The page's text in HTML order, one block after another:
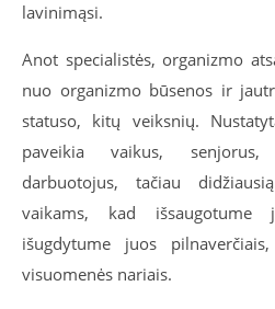
lavinimąsi.
Anot specialistės, organizmo
nuo organizmo būsenos ir
statuso, kitų veiksnių.
paveikia vaikus, senjorus,
darbuotojus, tačiau
vaikams, kad
išugdytume juos
visuomenės nariais.